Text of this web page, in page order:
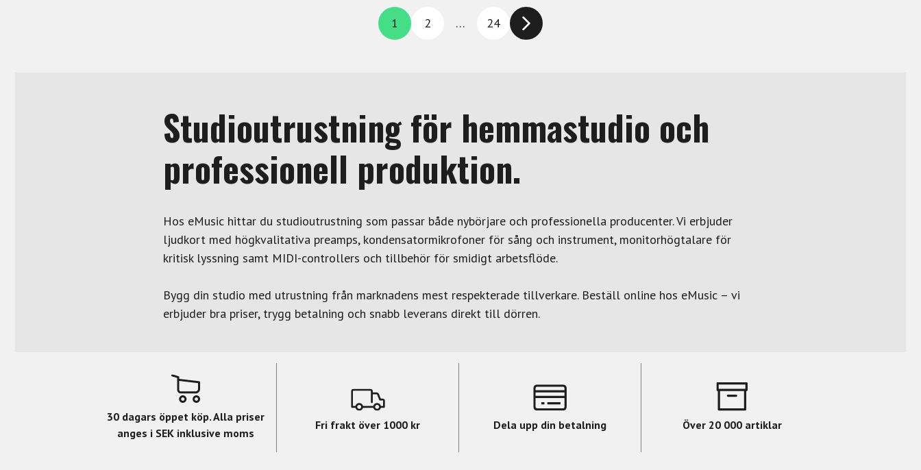
1 2 … 24
Studioutrustning för hemmastudio och
professionell produktion.
Hos eMusic hittar du studioutrustning som passar både nybörjare och professionella producenter. Vi erbjuder
ljudkort med högkvalitativa preamps, kondensatormikrofoner för sång och instrument, monitorhögtalare för
kritisk lyssning samt MIDI-controllers och tillbehör för smidigt arbetsflöde.
Bygg din studio med utrustning från marknadens mest respekterade tillverkare. Beställ online hos eMusic – vi
erbjuder bra priser, trygg betalning och snabb leverans direkt till dörren.
30 dagars öppet köp. Alla priser
anges i SEK inklusive moms
Fri frakt över 1000 kr Dela upp din betalning Över 20 000 artiklar